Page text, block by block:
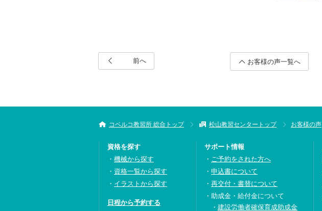
前へ お客様の声一覧へ
コベルコ教習所 総合トップ 松山教習センタートップ お客様の声
資格を探す
機械から探す
資格一覧から探す
イラストから探す
日程から予約する
サポート情報
ご予約をされた方へ
申込書について
再交付・書替について
助成金・給付金について
建設労働者確保育成助成金